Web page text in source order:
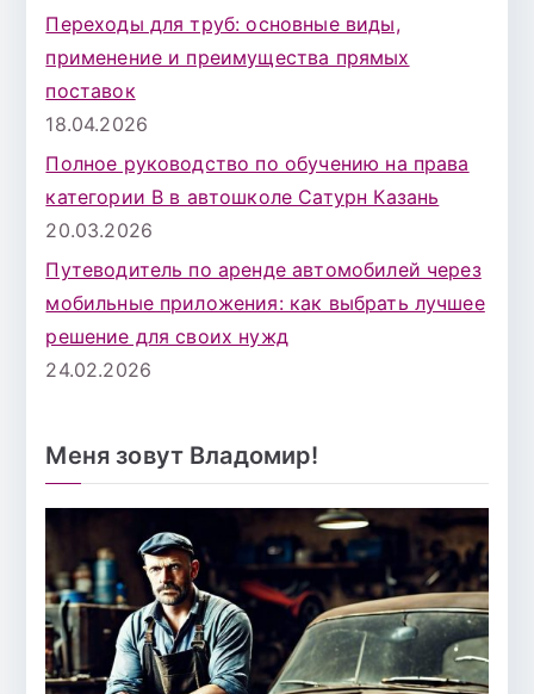
Переходы для труб: основные виды,
применение и преимущества прямых
поставок
18.04.2026
Полное руководство по обучению на права
категории B в автошколе Сатурн Казань
20.03.2026
Путеводитель по аренде автомобилей через
мобильные приложения: как выбрать лучшее
решение для своих нужд
24.02.2026
Меня зовут Владомир!